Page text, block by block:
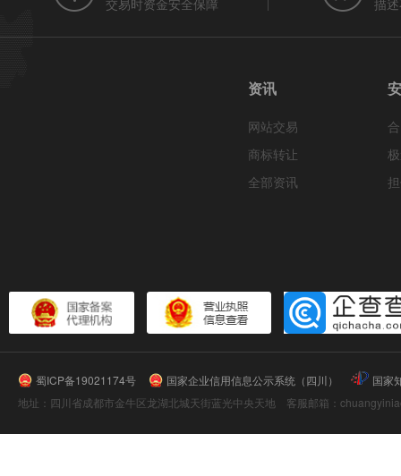
交易时资金安全保障 描
资讯
网站交易
商标转让
全部资讯
蜀ICP备19021174号 国家企业信用信息公示系统（四川）
国家
地址：四川省成都市金牛区龙湖北城天街蓝光中央天地 客服邮箱：